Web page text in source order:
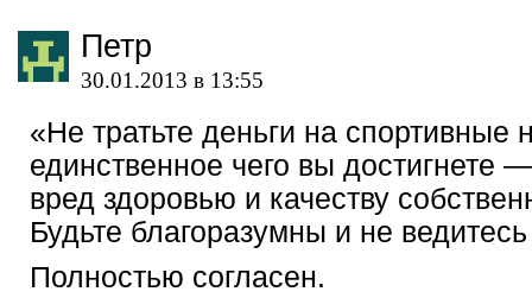
Петр
30.01.2013 в 13:55
«Не тратьте деньги на спортивные
единственное чего вы достигнете
вред здоровью и качеству
Будьте благоразумны и не
Полностью согласен.